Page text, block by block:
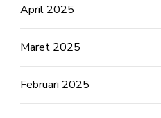
April 2025
Maret 2025
Februari 2025